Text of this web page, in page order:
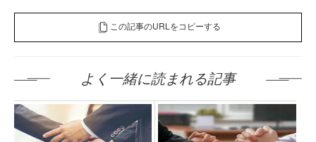
この記事のURLをコピーする
よく一緒に読まれる記事